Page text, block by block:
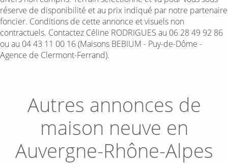
réserve de disponibilité et au prix indiqué par notre partenaire
foncier. Conditions de cette annonce et visuels non
contractuels. Contactez Céline RODRIGUES au 06 28 49 92 86
ou au 04 43 11 00 16 (Maisons BEBIUM - Puy-de-Dôme -
Agence de Clermont-Ferrand).
Autres annonces de
maison neuve en
Auvergne-Rhône-Alpes